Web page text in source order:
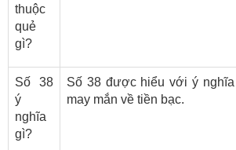
thuộc
quẻ
gì?
Số 38
ý
nghĩa
gì?
Số 38 được hiểu với ý
may mắn về tiền bạc.